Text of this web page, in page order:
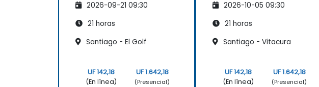
2026-09-21 09:30
21 horas
Santiago - El Golf
UF 142,18
(En línea)
UF 1.642,18
(Presencial)
2026-10-05 09:30
21 horas
Santiago - Vitacura
UF 142,18
(En línea)
UF 1.642,18
(Presencial)